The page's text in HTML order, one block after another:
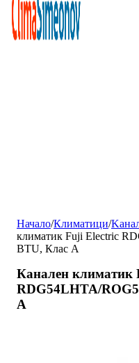
Начало/Климатици/
климатик Fuji Electric
BTU, Клас A
Канален климатик
RDG54LHTA/
A